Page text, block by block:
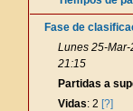
Fase de
Lunes 25-
21:15
Partidas a
Vidas: 2 [?]